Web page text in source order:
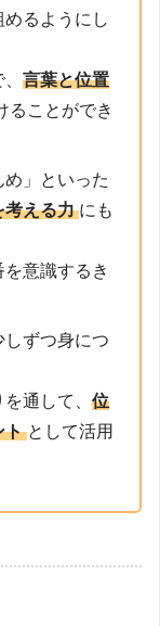
るようにし
、言葉と位置
ることができ
」といった
考える力 にも
意識するき
ずつ身につ
を通して、位
ト として活用